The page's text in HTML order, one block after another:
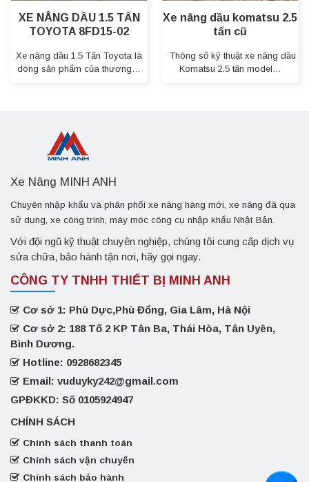
XE NÂNG DẦU 1.5 TẤN
TOYOTA 8FD15-02
Xe nâng dầu 1.5 Tấn Toyota là
dòng sản phẩm của thương…
Xe nâng dầu komatsu 2.5
tấn cũ
Thông số kỹ thuật xe nâng dầu
Komatsu 2.5 tấn model…
Xe Nâng MINH ANH
Chuyên nhập khẩu và phân phối xe nâng hàng mới, xe nâng đã qua
sử dụng, xe công trình, máy móc công cụ nhập khẩu Nhật Bản.
Với đội ngũ kỹ thuật chuyên nghiệp, chúng tôi cung cấp dịch vụ
sửa chữa, bảo hành tận nơi, hãy gọi ngay.
CÔNG TY TNHH THIẾT BỊ MINH ANH
Cơ sở 1: Phù Dực,Phù Đổng, Gia Lâm, Hà Nội
Cơ sở 2: 188 Tổ 2 KP Tân Ba, Thái Hòa, Tân Uyên,
Bình Dương.
Hotline: 0928682345
Email: vuduyky242@gmail.com
GPĐKKD: Số 0105924947
CHÍNH SÁCH
Chính sách thanh toán
Chính sách vận chuyển
Chính sách bảo hành